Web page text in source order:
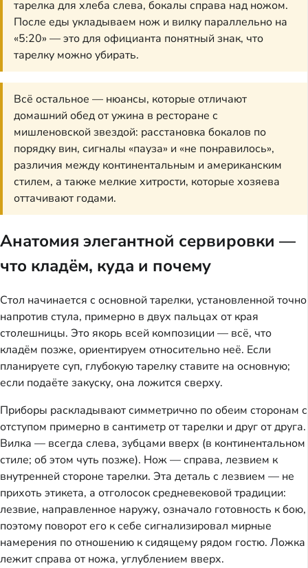
тарелка для хлеба слева, бокалы справа над ножом.
После еды укладываем нож и вилку параллельно на
«5:20» — это для официанта понятный знак, что
тарелку можно убирать.
Всё остальное — нюансы, которые отличают
домашний обед от ужина в ресторане с
мишленовской звездой: расстановка бокалов по
порядку вин, сигналы «пауза» и «не понравилось»,
различия между континентальным и американским
стилем, а также мелкие хитрости, которые хозяева
оттачивают годами.
Анатомия элегантной сервировки —
что кладём, куда и почему
Стол начинается с основной тарелки, установленной точно
напротив стула, примерно в двух пальцах от края
столешницы. Это якорь всей композиции — всё, что
кладём позже, ориентируем относительно неё. Если
планируете суп, глубокую тарелку ставите на основную;
если подаёте закуску, она ложится сверху.
Приборы раскладывают симметрично по обеим сторонам с
отступом примерно в сантиметр от тарелки и друг от друга.
Вилка — всегда слева, зубцами вверх (в континентальном
стиле; об этом чуть позже). Нож — справа, лезвием к
внутренней стороне тарелки. Эта деталь с лезвием — не
прихоть этикета, а отголосок средневековой традиции:
лезвие, направленное наружу, означало готовность к бою,
поэтому поворот его к себе сигнализировал мирные
намерения по отношению к сидящему рядом гостю. Ложка
лежит справа от ножа, углублением вверх.